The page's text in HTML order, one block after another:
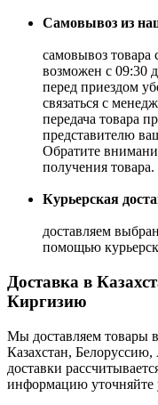
Самовывоз из
самовывоз товара
возможен с 09:30
перед приездом
связаться с
передача товара
представителю
Обратите
получения товара.
Курьерская
доставляем
помощью
Доставка в
Киргизию
Мы доставляем товары
Казахстан,
доставки
информацию